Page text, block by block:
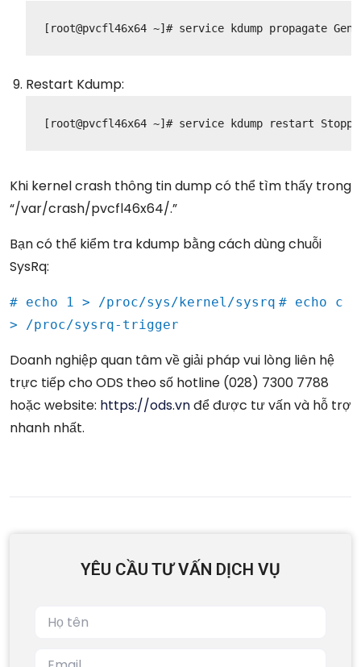
[root@pvcfl46x64 ~]# service kdump propagate
Restart Kdump:
[root@pvcfl46x64 ~]# service kdump restart
Khi kernel crash thông tin dump có thể tìm thấy trong
“/var/crash/pvcfl46x64/.”
Bạn có thể kiểm tra kdump bằng cách dùng chuỗi
SysRq:
# echo 1 > /proc/sys/kernel/sysrq # echo c
> /proc/sysrq-trigger
Doanh nghiệp quan tâm về giải pháp vui lòng liên hệ
trực tiếp cho ODS theo số hotline (028) 7300 7788
hoặc website: https://ods.vnđể được tư vấn và hỗ trợ
nhanh nhất.
YÊU CẦU TƯ VẤN DỊCH VỤ